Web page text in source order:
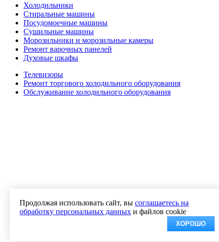
Продолжая использовать сайт, вы соглашаетесь на
обработку персональных данных и файлов cookie
ХОРОШО
Холодильники
Стиральные машины
Посудомоечные машины
Сушильные машины
Морозильники и морозильные камеры
Ремонт варочных панелей
Духовые шкафы
Телевизоры
Ремонт торгового холодильного оборудования
Обслуживание холодильного оборудования